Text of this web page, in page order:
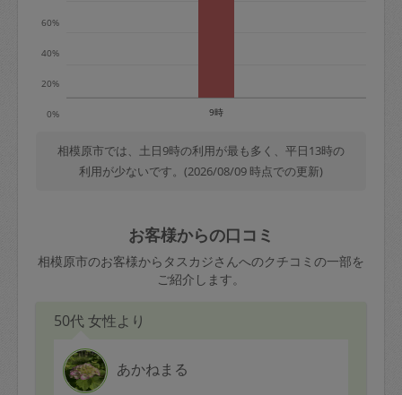
0%
20%
40%
60%
9時
相模原市では、土日9時の利用が最も多く、平日13時の
利用が少ないです。(2026/08/09 時点での更新)
お客様からの口コミ
相模原市のお客様からタスカジさんへのクチコミの一部を
ご紹介します。
50代 女性より
あかねまる